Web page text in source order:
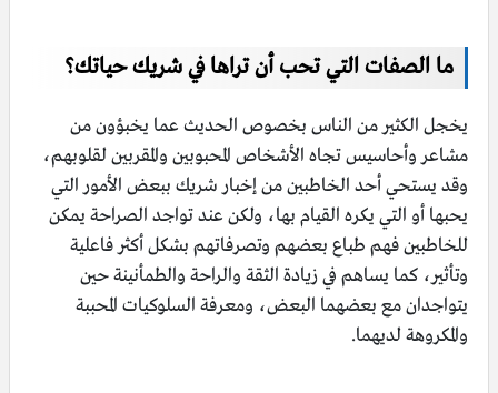
ما الصفات التي تحب أن تراها في شريك حياتك؟
يخجل الكثير من الناس بخصوص الحديث عما يخبؤون من
مشاعر وأحاسيس تجاه الأشخاص المحبوبين والمقربين لقلوبهم،
وقد يستحي أحد الخاطبين من إخبار شريك ببعض الأمور التي
يحبها أو التي يكره القيام بها، ولكن عند تواجد الصراحة يمكن
للخاطبين فهم طباع بعضهم وتصرفاتهم بشكل أكثر فاعلية
وتأثير، كما يساهم في زيادة الثقة والراحة والطمأنينة حين
يتواجدان مع بعضهما البعض، ومعرفة السلوكيات المحببة
والمكروهة لديهما.